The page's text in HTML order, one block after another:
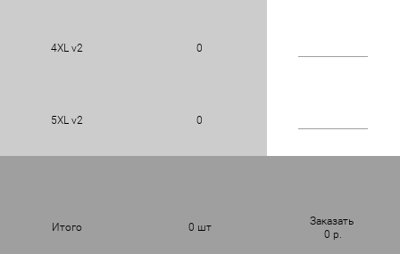
4XL v2 0
5XL v2 0
Итого 0 шт
Заказать
0 р.